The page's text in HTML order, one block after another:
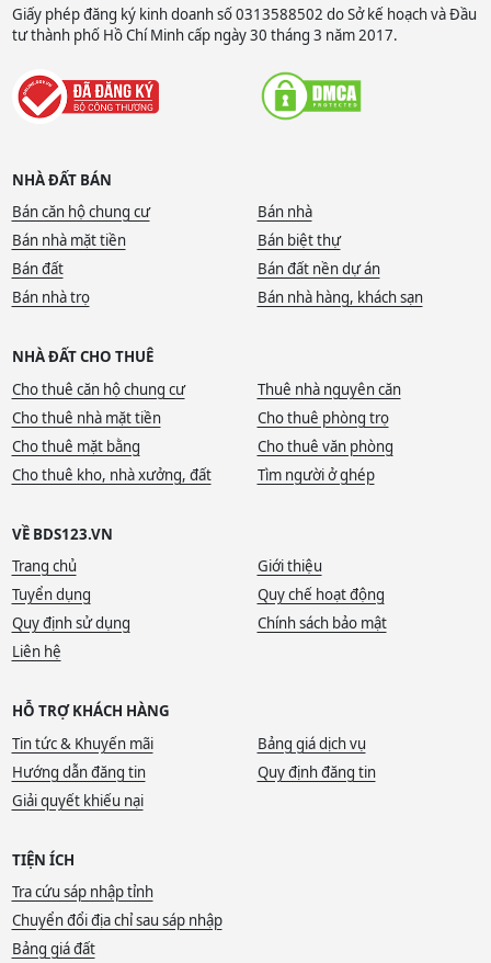
Giấy phép đăng ký kinh doanh số 0313588502 do Sở kế hoạch và Đầu
tư thành phố Hồ Chí Minh cấp ngày 30 tháng 3 năm 2017.
NHÀ ĐẤT BÁN
Bán căn hộ chung cư
Bán nhà
Bán nhà mặt tiền
Bán biệt thự
Bán đất
Bán đất nền dự án
Bán nhà trọ
Bán nhà hàng, khách sạn
NHÀ ĐẤT CHO THUÊ
Cho thuê căn hộ chung cư
Thuê nhà nguyên căn
Cho thuê nhà mặt tiền
Cho thuê phòng trọ
Cho thuê mặt bằng
Cho thuê văn phòng
Cho thuê kho, nhà xưởng, đất
Tìm người ở ghép
VỀ BDS123.VN
Trang chủ
Giới thiệu
Tuyển dụng
Quy chế hoạt động
Quy định sử dụng
Chính sách bảo mật
Liên hệ
HỖ TRỢ KHÁCH HÀNG
Tin tức & Khuyến mãi
Bảng giá dịch vụ
Hướng dẫn đăng tin
Quy định đăng tin
Giải quyết khiếu nại
TIỆN ÍCH
Tra cứu sáp nhập tỉnh
Chuyển đổi địa chỉ sau sáp nhập
Bảng giá đất